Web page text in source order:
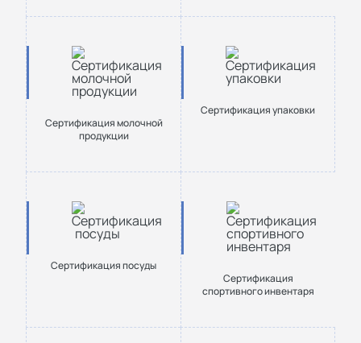
Сертификация молочной
продукции
Сертификация упаковки
Сертификация посуды
Сертификация
спортивного инвентаря